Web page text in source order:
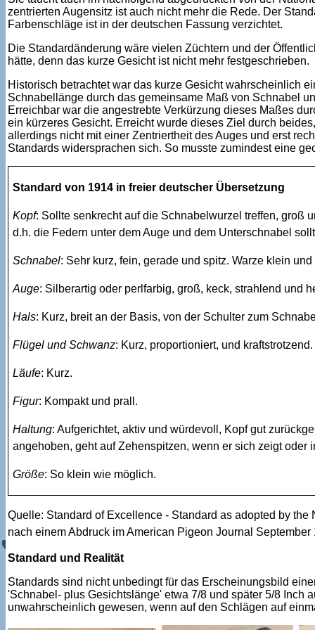
zentrierten Augensitz ist auch nicht mehr die Rede. Der
Farbenschläge ist in der deutschen Fassung verzichtet.
Die Standardänderung wäre vielen Züchtern und der
hätte, denn das kurze Gesicht ist nicht mehr festgeschrieben.
Historisch betrachtet war das kurze Gesicht wahrscheinlich
Schnabellänge durch das gemeinsame Maß von Schnabel
Erreichbar war die angestrebte Verkürzung dieses Maßes
ein kürzeres Gesicht. Erreicht wurde dieses Ziel durch
allerdings nicht mit einer Zentriertheit des Auges und erst
Standards widersprachen sich. So musste zumindest eine
Standard von 1914 in freier deutscher Übersetzung
Kopf: Sollte senkrecht auf die Schnabelwurzel treffen, groß
d.h. die Federn unter dem Auge und dem Unterschnabel
Schnabel: Sehr kurz, fein, gerade und spitz. Warze klein
Auge: Silberartig oder perlfarbig, groß, keck, strahlend und
Hals: Kurz, breit an der Basis, von der Schulter zum
Flügel und Schwanz: Kurz, proportioniert, und
Läufe: Kurz.
Figur: Kompakt und prall.
Haltung: Aufgerichtet, aktiv und würdevoll, Kopf gut
angehoben, geht auf Zehenspitzen, wenn er sich zeigt oder
Größe: So klein wie möglich.
Quelle: Standard of Excellence - Standard as adopted by
nach einem Abdruck im American Pigeon Journal September
Standard und Realität
Standards sind nicht unbedingt für das Erscheinungsbild
'Schnabel- plus Gesichtslänge' etwa 7/8 und später 5/8 Inch
unwahrscheinlich gewesen, wenn auf den Schlägen auf